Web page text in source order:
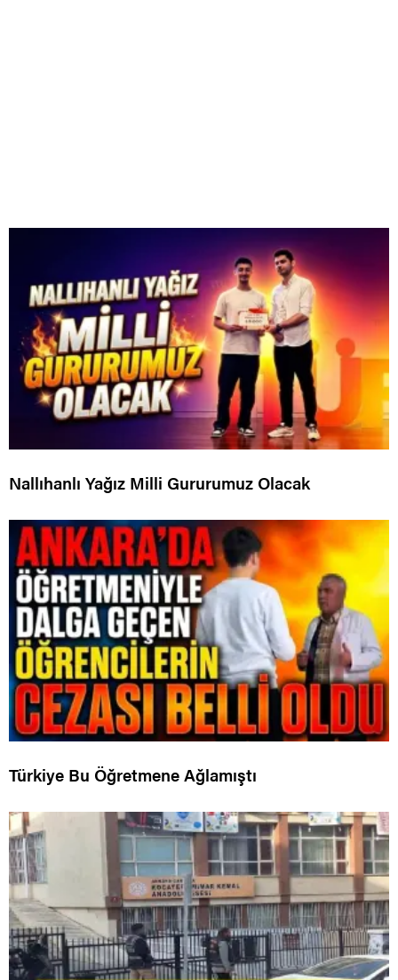
Nallıhanlı Yağız Milli Gururumuz Olacak
Türkiye Bu Öğretmene Ağlamıştı